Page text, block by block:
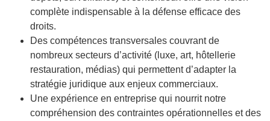
complète indispensable à la défense efficace des
droits.
Des compétences transversales couvrant de
nombreux secteurs d’activité (luxe, art, hôtellerie
restauration, médias) qui permettent d’adapter la
stratégie juridique aux enjeux commerciaux.
Une expérience en entreprise qui nourrit notre
compréhension des contraintes opérationnelles et des